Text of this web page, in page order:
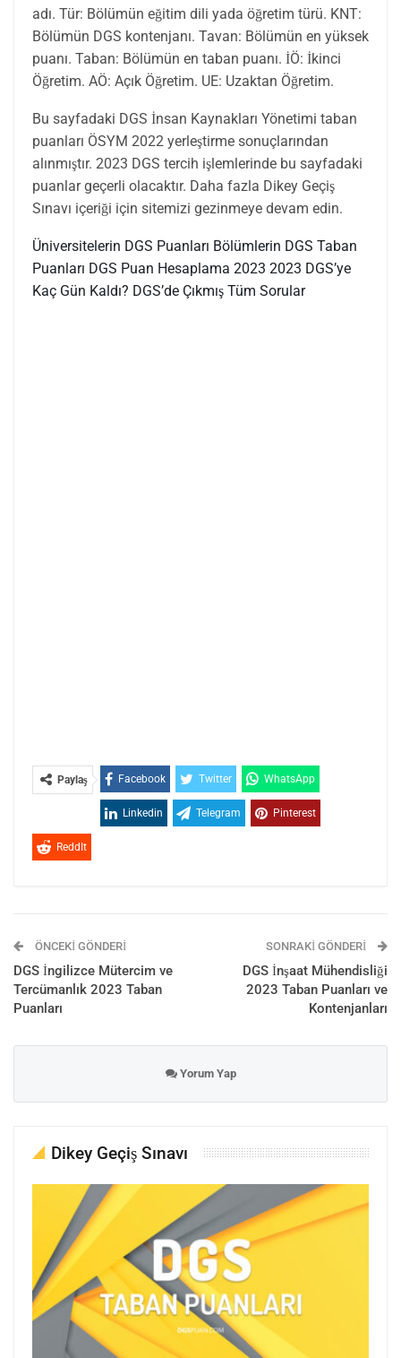
adı. Tür: Bölümün eğitim dili yada öğretim türü. KNT:
Bölümün DGS kontenjanı. Tavan: Bölümün en yüksek
puanı. Taban: Bölümün en taban puanı. İÖ: İkinci
Öğretim. AÖ: Açık Öğretim. UE: Uzaktan Öğretim.
Bu sayfadaki DGS İnsan Kaynakları Yönetimi taban
puanları ÖSYM 2022 yerleştirme sonuçlarından
alınmıştır. 2023 DGS tercih işlemlerinde bu sayfadaki
puanlar geçerli olacaktır. Daha fazla Dikey Geçiş
Sınavı içeriği için sitemizi gezinmeye devam edin.
Üniversitelerin DGS Puanları Bölümlerin DGS Taban
Puanları DGS Puan Hesaplama 2023 2023 DGS’ye
Kaç Gün Kaldı? DGS’de Çıkmış Tüm Sorular
Paylaş Facebook Twitter WhatsApp
Linkedin Telegram Pinterest
ReddIt
ÖNCEKI GÖNDERI
DGS İngilizce Mütercim ve
Tercümanlık 2023 Taban
Puanları
SONRAKI GÖNDERI
DGS İnşaat Mühendisliği
2023 Taban Puanları ve
Kontenjanları
Yorum Yap
Dikey Geçiş Sınavı